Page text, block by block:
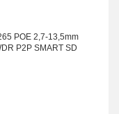
POE 2,7-13,5mm
P2P SMART SD